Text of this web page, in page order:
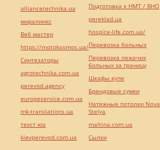
alliancetechnika.ua
миралинкс
Веб мастер
https://motokosmos.ua/
Синтезаторы
agrotechnika.com.ua
perevod.agency
europeservice.com.ua
mk-translations.ua
текст юа
kievperevod.com.ua
Подготовка к НМТ / ВНО
pereklad.ua
hospice-life.com.ua/
Перевозка больных
Перевозка лежачих
больных за границу
Шкафы купе
Брендовые сумки
Натяжные потолки Nova
Stelya
maltina.com.ua
Cылки